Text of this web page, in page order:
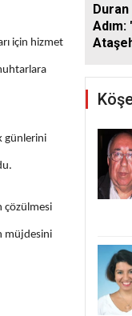
için hizmet
günlerini
çözülmesi
müjdesini
Adım: